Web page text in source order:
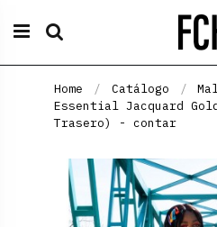
Home Catálogo
Essential Jacquard
Trasero) - contar